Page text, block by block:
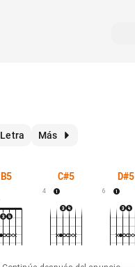
Letra Más
B5 C#5
4
D#5
6